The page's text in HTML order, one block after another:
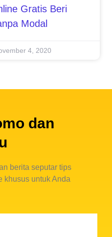
Gratis Beri
Modal
4, 2020
dan
berita seputar tips
khusus untuk Anda